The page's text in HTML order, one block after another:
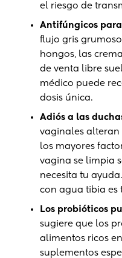
el riesgo de
Antifúngicos
flujo gris
hongos, las
de venta libre
médico puede
dosis única.
Adiós a las
vaginales alteran
los mayores
vagina se limpia
necesita tu
con agua tibia es
Los probióticos
sugiere que los
alimentos ricos
suplementos